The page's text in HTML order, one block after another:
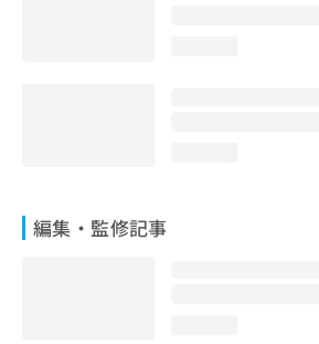
編集・監修記事